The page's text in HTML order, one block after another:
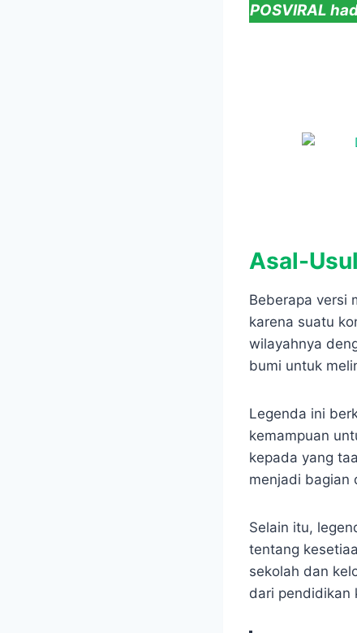
POSVIRAL
Asal-
Beberapa versi
karena suatu
wilayahnya
bumi untuk
Legenda ini
kemampuan
kepada yang
menjadi bagian
Selain itu,
tentang
sekolah dan
dari pendidikan